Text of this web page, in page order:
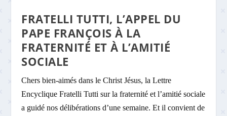
FRATELLI TUTTI, L’APPEL DU
PAPE FRANÇOIS À LA
FRATERNITÉ ET À L’AMITIÉ
SOCIALE
Chers bien-aimés dans le Christ Jésus, la Lettre
Encyclique Fratelli Tutti sur la fraternité et l’amitié sociale
a guidé nos délibérations d’une semaine. Et il convient de